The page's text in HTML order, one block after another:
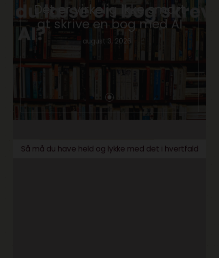
Det er virkelig ikke smart
at skrive en bog med AI
august 3, 2026
Så må du have held og lykke med det i hvertfald